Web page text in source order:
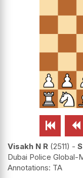
 
Visakh N R 2511 -
Dubai Police Global-
TA